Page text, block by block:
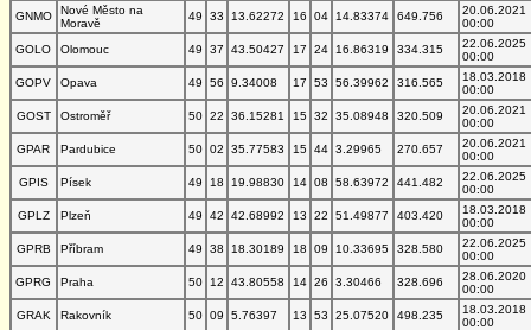
GNMO
Nové Město na
Moravě
49 33 13.62272 16 04 14.83374 649.756
20.06.2021
00:00
GOLO
Olomouc 49 37 43.50427 17 24 16.86319 334.315
22.06.2025
00:00
GOPV
Opava 49 56 9.34008 17 53 56.39962 316.565
18.03.2018
00:00
GOST
Ostroměř 50 22 36.15281 15 32 35.08948 320.509
20.06.2021
00:00
GPAR
Pardubice 50 02 35.77583 15 44 3.29965 270.657
20.06.2021
00:00
GPIS
Písek 49 18 19.98830 14 08 58.63972 441.482
22.06.2025
00:00
GPLZ
Plzeň 49 42 42.68992 13 22 51.49877 403.420
18.03.2018
00:00
GPRB
Příbram 49 38 18.30189 18 09 10.33695 328.580
22.06.2025
00:00
GPRG
Praha 50 12 43.80558 14 26 3.30466 328.696
28.06.2020
00:00
GRAK
Rakovník 50 09 5.76397 13 53 25.07520 498.235
18.03.2018
00:00